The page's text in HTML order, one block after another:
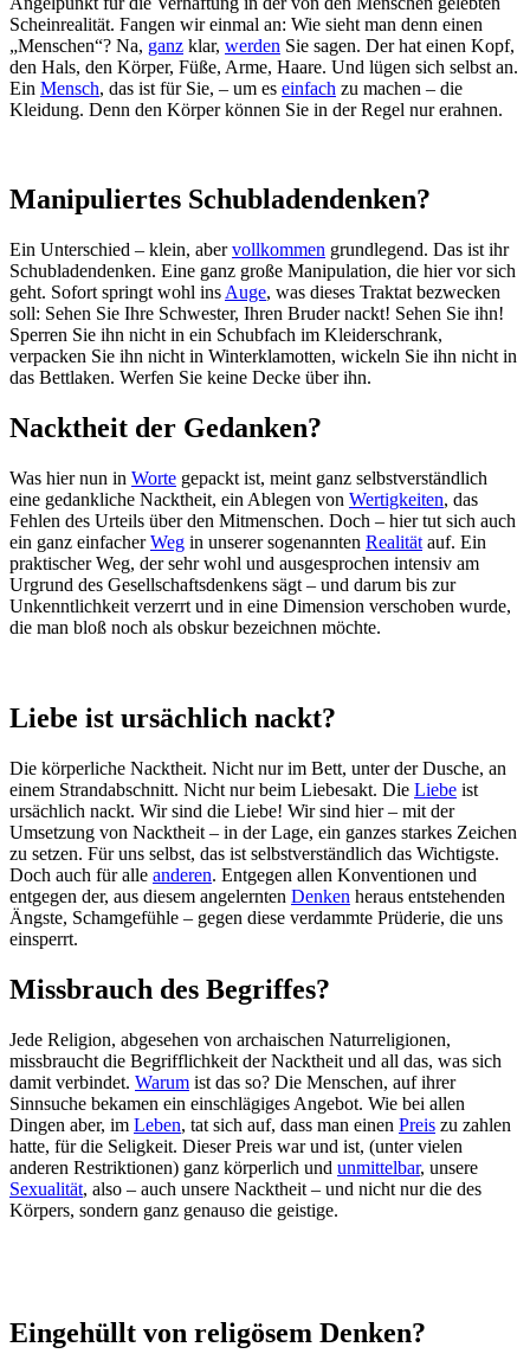
Scheinrealität. Fangen wir einmal an: Wie sieht man denn einen
„Menschen“? Na, ganz klar, werden Sie sagen. Der hat einen Kopf,
den Hals, den Körper, Füße, Arme, Haare. Und lügen sich selbst an.
Ein Mensch, das ist für Sie, – um es einfach zu machen – die
Kleidung. Denn den Körper können Sie in der Regel nur erahnen.
Manipuliertes Schubladendenken?
Ein Unterschied – klein, abervollkommen grundlegend. Das ist ihr
Schubladendenken. Eine ganz große Manipulation, die hier vor sich
geht. Sofort springt wohl ins Auge, was dieses Traktat bezwecken
soll: Sehen Sie Ihre Schwester, Ihren Bruder nackt! Sehen Sie ihn!
Sperren Sie ihn nicht in ein Schubfach im Kleiderschrank,
verpacken Sie ihn nicht in Winterklamotten, wickeln Sie ihn nicht in
das Bettlaken. Werfen Sie keine Decke über ihn.
Nacktheit der Gedanken?
Was hier nun in Worte gepackt ist, meint ganz selbstverständlich
eine gedankliche Nacktheit, ein Ablegen von Wertigkeiten, das
Fehlen des Urteils über den Mitmenschen. Doch – hier tut sich auch
ein ganz einfacherWeg in unserer sogenannten Realität auf. Ein
praktischer Weg, der sehr wohl und ausgesprochen intensiv am
Urgrund des Gesellschaftsdenkens sägt – und darum bis zur
Unkenntlichkeit verzerrt und in eine Dimension verschoben wurde,
die man bloß noch als obskur bezeichnen möchte.
Liebe ist ursächlich nackt?
Die körperliche Nacktheit. Nicht nur im Bett, unter der Dusche, an
einem Strandabschnitt. Nicht nur beim Liebesakt. Die Liebe ist
ursächlich nackt. Wir sind die Liebe! Wir sind hier – mit der
Umsetzung von Nacktheit – in der Lage, ein ganzes starkes Zeichen
zu setzen. Für uns selbst, das ist selbstverständlich das Wichtigste.
Doch auch für alle anderen. Entgegen allen Konventionen und
entgegen der, aus diesem angelernten Denken heraus entstehenden
Ängste, Schamgefühle – gegen diese verdammte Prüderie, die uns
einsperrt.
Missbrauch des Begriffes?
Jede Religion, abgesehen von archaischen Naturreligionen,
missbraucht die Begrifflichkeit der Nacktheit und all das, was sich
damit verbindet. Warum ist das so? Die Menschen, auf ihrer
Sinnsuche bekamen ein einschlägiges Angebot. Wie bei allen
Dingen aber, im Leben, tat sich auf, dass man einen Preis zu zahlen
hatte, für die Seligkeit. Dieser Preis war und ist, (unter vielen
anderen Restriktionen) ganz körperlich und unmittelbar, unsere
Sexualität, also – auch unsere Nacktheit – und nicht nur die des
Körpers, sondern ganz genauso die geistige.
Eingehüllt von religösem Denken?